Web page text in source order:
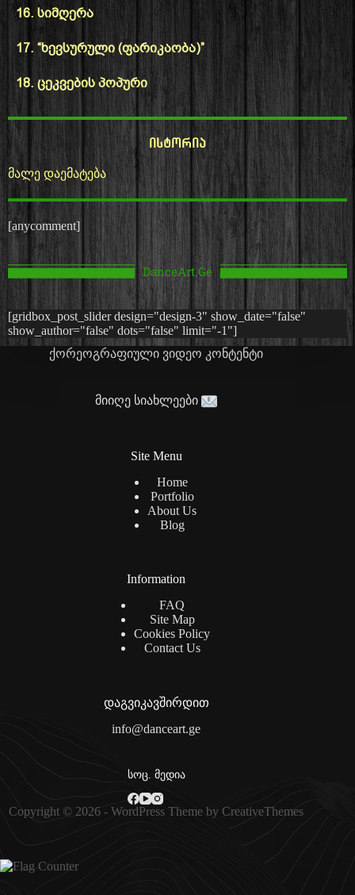
16. სიმღერა
17. “ხევსურული (ფარიკაობა)”
18. ცეკვების პოპური
ისტორია
მალე დაემატება
[anycomment]
DanceArt.Ge
[gridbox_post_slider design="design-3" show_date="false"
show_author="false" dots="false" limit="-1"]
ქორეოგრაფიული ვიდეო კონტენტი
მიიღე სიახლეები
Site Menu
Home
Portfolio
About Us
Blog
Information
FAQ
Site Map
Cookies Policy
Contact Us
დაგვიკავშირდით
info@danceart.ge
სოც. მედია
Copyright © 2026 - WordPress Theme by CreativeThemes